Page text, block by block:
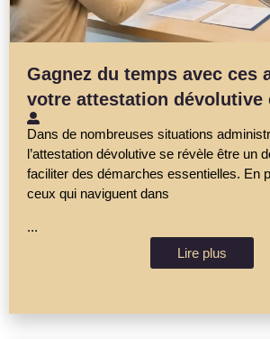
Gagnez du temps avec ces
votre attestation dévolutive
Dans de nombreuses situations
l’attestation dévolutive se révèle être un
faciliter des démarches essentielles. En
ceux qui naviguent dans
...
Lire plus